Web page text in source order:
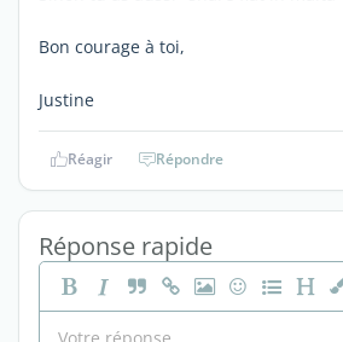
Bon courage à toi,
Justine
Réagir Répondre
Réponse rapide